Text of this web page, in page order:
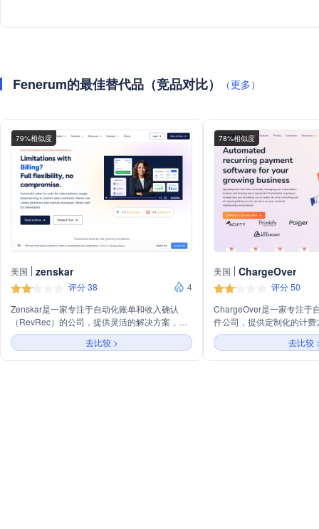
Fenerum的最佳替代品（竞品对比） （更多）
79%相似度
美国 zenskar
评分 38
4
Zenskar是一家专注于自动化账单和收入确认
（RevRec）的公司，提供灵活的解决方案，适
用于订阅或用量计费模式。主营业务包括账单管
理、使用跟踪、应收账款、收入确认、分析和集
成服务。Zenskar旨在为快速成长的公司提供全
去比较 >
78%相似度
美国 ChargeOver
评分 50
ChargeOver是一家专注于
件公司，提供定制化的计
案，帮助企业简化、节省
付，减少人工任务，提高
和多种支付网关。
去比较